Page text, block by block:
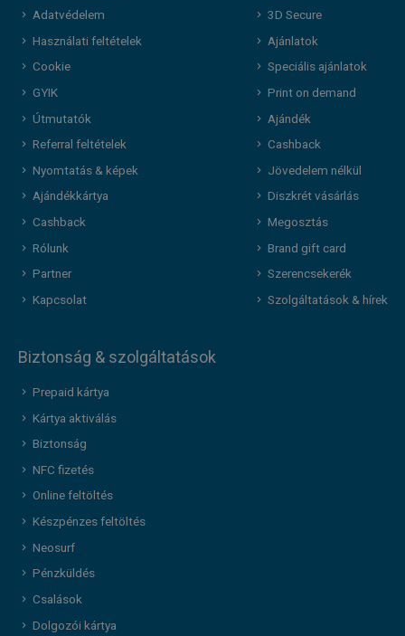
Adatvédelem
Használati feltételek
Cookie
GYIK
Útmutatók
Referral feltételek
Nyomtatás & képek
Ajándékkártya
Cashback
Rólunk
Partner
Kapcsolat
3D Secure
Ajánlatok
Speciális ajánlatok
Print on demand
Ajándék
Cashback
Jövedelem nélkül
Diszkrét vásárlás
Megosztás
Brand gift card
Szerencsekerék
Szolgáltatások & hírek
Biztonság & szolgáltatások
Prepaid kártya
Kártya aktiválás
Biztonság
NFC fizetés
Online feltöltés
Készpénzes feltöltés
Neosurf
Pénzküldés
Csalások
Dolgozói kártya